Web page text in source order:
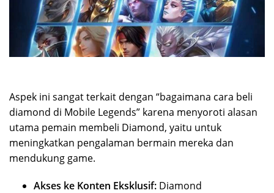
Aspek ini sangat terkait dengan “bagaimana cara beli
diamond di Mobile Legends” karena menyoroti alasan
utama pemain membeli Diamond, yaitu untuk
meningkatkan pengalaman bermain mereka dan
mendukung game.
Akses ke Konten Eksklusif: Diamond